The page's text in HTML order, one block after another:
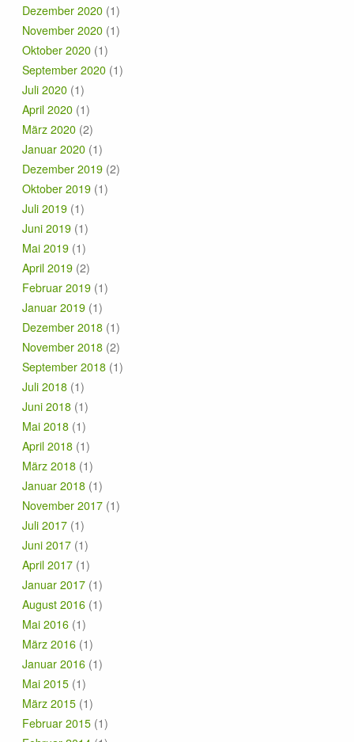
Dezember 2020 (1)
November 2020 (1)
Oktober 2020 (1)
September 2020 (1)
Juli 2020 (1)
April 2020 (1)
März 2020 (2)
Januar 2020 (1)
Dezember 2019 (2)
Oktober 2019 (1)
Juli 2019 (1)
Juni 2019 (1)
Mai 2019 (1)
April 2019 (2)
Februar 2019 (1)
Januar 2019 (1)
Dezember 2018 (1)
November 2018 (2)
September 2018 (1)
Juli 2018 (1)
Juni 2018 (1)
Mai 2018 (1)
April 2018 (1)
März 2018 (1)
Januar 2018 (1)
November 2017 (1)
Juli 2017 (1)
Juni 2017 (1)
April 2017 (1)
Januar 2017 (1)
August 2016 (1)
Mai 2016 (1)
März 2016 (1)
Januar 2016 (1)
Mai 2015 (1)
März 2015 (1)
Februar 2015 (1)